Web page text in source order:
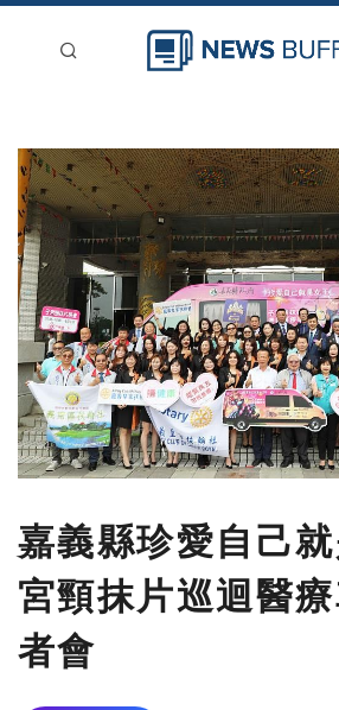
新聞稿分類
登入
刊登
嘉義縣珍愛自己
宮頸抹片巡迴醫
者會